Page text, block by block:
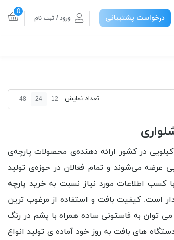
درخواست پشتیبانی ورود / ثبت نام
0
تعداد نمایش 12
24
48
در کشور ارائه دهنده‌ی محصولات پارچه‌ی
عرضه می‌شوند و تمام فعالان در حوزه‌ی تولید
کسب اطلاعات مورد نیاز نسبت به خرید پارچه
است. کیفیت بافت و استفاده از مرغوب ترین
توان به فاستونی ساده همراه با پشم در رنگ
های بافت به روز خود آماده ی تولید انواع